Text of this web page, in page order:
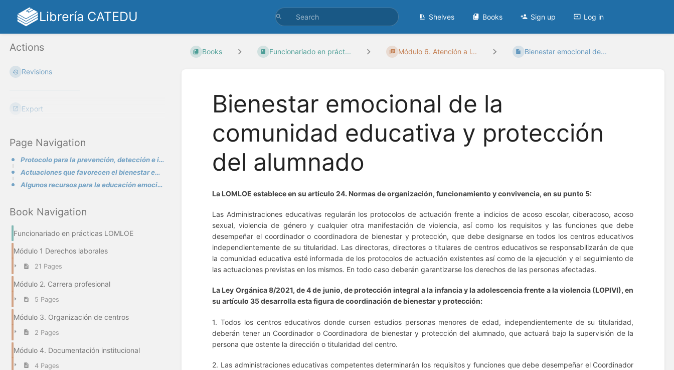
Librería CATEDU Shelves Books Sign up Log in
Actions
Revisions
Export
Page Navigation
Protocolo para la prevención, detección e intervención en casos de ideación suicida en el ámbito edu
Actuaciones que favorecen el bienestar emocional del alumnado y de la comunidad educativa
Algunos recursos para la educación emocional
Book Navigation
Funcionariado en prácticas LOMLOE
Módulo 1 Derechos laborales
21 Pages
Módulo 2. Carrera profesional
5 Pages
Módulo 3. Organización de centros
2 Pages
Módulo 4. Documentación institucional
4 Pages
Books Funcionariado en práct... Módulo 6. Atención a l... Bienestar emocional de...
Bienestar emocional de la
comunidad educativa y protección
del alumnado
La LOMLOE establece en su artículo 24. Normas de organización, funcionamiento y convivencia, en su punto 5:
Las Administraciones educativas regularán los protocolos de actuación frente a indicios de acoso escolar, ciberacoso, acoso
sexual, violencia de género y cualquier otra manifestación de violencia, así como los requisitos y las funciones que debe
desempeñar el coordinador o coordinadora de bienestar y protección, que debe designarse en todos los centros educativos
independientemente de su titularidad. Las directoras, directores o titulares de centros educativos se responsabilizarán de que
la comunidad educativa esté informada de los protocolos de actuación existentes así como de la ejecución y el seguimiento de
las actuaciones previstas en los mismos. En todo caso deberán garantizarse los derechos de las personas afectadas.
La Ley Orgánica 8/2021, de 4 de junio, de protección integral a la infancia y la adolescencia frente a la violencia (LOPIVI), en
su artículo 35 desarrolla esta figura de coordinación de bienestar y protección:
1. Todos los centros educativos donde cursen estudios personas menores de edad, independientemente de su titularidad,
deberán tener un Coordinador o Coordinadora de bienestar y protección del alumnado, que actuará bajo la supervisión de la
persona que ostente la dirección o titularidad del centro.
2. Las administraciones educativas competentes determinarán los requisitos y funciones que debe desempeñar el Coordinador